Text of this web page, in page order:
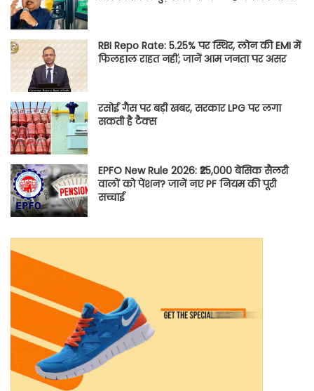
RBI Repo Rate: 5.25% पर स्थिर, लोन की EMI में
फिलहाल राहत नहीं; जानें आम जनता पर असर
रसोई गैस पर बड़ी खबर, सरकार LPG पर लगा
सकती है टैक्स
EPFO New Rule 2026: ₹25,000 बेसिक सैलरी
वालों को पेंशन? जानें नए PF नियम की पूरी
सच्चाई